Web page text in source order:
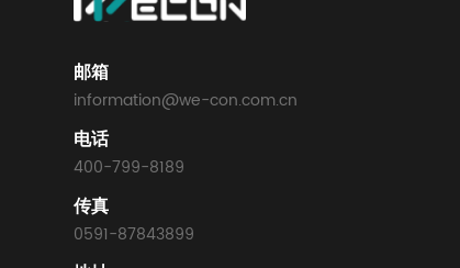
邮箱
information@we-con.com.cn
电话
400-799-8189
传真
0591-87843899